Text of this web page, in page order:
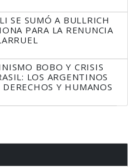
SE SUMÓ A BULLRICH
PARA LA RENUNCIA
BOBO Y CRISIS
LOS ARGENTINOS
DERECHOS Y HUMANOS